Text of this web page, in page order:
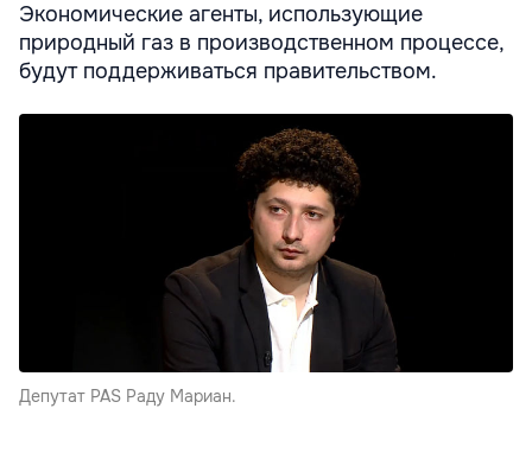
Экономические агенты, использующие
природный газ в производственном процессе,
будут поддерживаться правительством.
Депутат PAS Раду Мариан.